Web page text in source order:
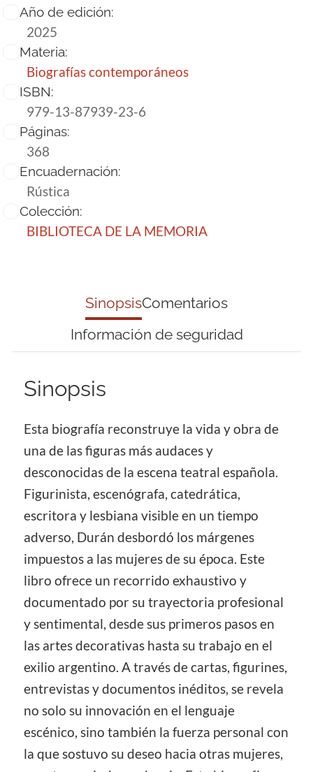
Año de edición:
2025
Materia:
Biografías contemporáneos
ISBN:
979-13-87939-23-6
Páginas:
368
Encuadernación:
Rústica
Colección:
BIBLIOTECA DE LA MEMORIA
SinopsisComentarios
Información de seguridad
Sinopsis
Esta biografía reconstruye la vida y obra de
una de las figuras más audaces y
desconocidas de la escena teatral española.
Figurinista, escenógrafa, catedrática,
escritora y lesbiana visible en un tiempo
adverso, Durán desbordó los márgenes
impuestos a las mujeres de su época. Este
libro ofrece un recorrido exhaustivo y
documentado por su trayectoria profesional
y sentimental, desde sus primeros pasos en
las artes decorativas hasta su trabajo en el
exilio argentino. A través de cartas, figurines,
entrevistas y documentos inéditos, se revela
no solo su innovación en el lenguaje
escénico, sino también la fuerza personal con
la que sostuvo su deseo hacia otras mujeres,